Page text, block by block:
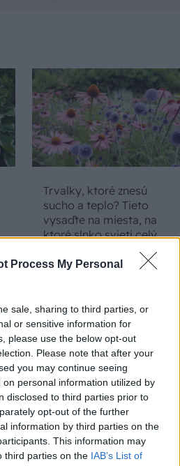
Process My Personal
sale, sharing to third parties, or
or sensitive information for
please use the below opt-out
Please note that after your
you may continue seeing
personal information utilized by
disclosed to third parties prior to
opt-out of the further
information by third parties on the
This information may
third parties on the IAB’s List of
Trvalky, ktoré znesú
sucho a teplo? Tieto
vysaďte na miesta, na
ktoré slnko svieti celý
Môže aspirín zachrániť
ochabnuté izbové
rastliny? Pravda vás
možno prekvapí